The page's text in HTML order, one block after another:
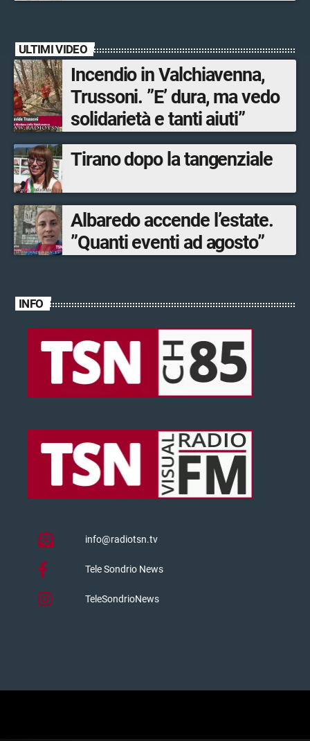
ULTIMI VIDEO
Incendio in Valchiavenna,
Trussoni. ”E’ dura, ma vedo
solidarietà e tanti aiuti”
Tirano dopo la tangenziale
Albaredo accende l’estate.
”Quanti eventi ad agosto”
INFO
info@radiotsn.tv
Tele Sondrio News
TeleSondrioNews